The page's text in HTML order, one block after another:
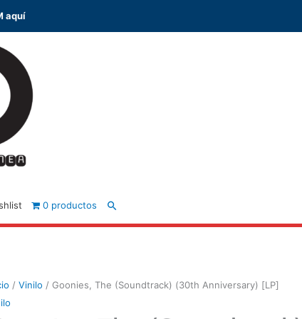
aquí
0 productos Buscar
/Vinilo / Goonies, The (Soundtrack) (30th Anniversary) [LP]